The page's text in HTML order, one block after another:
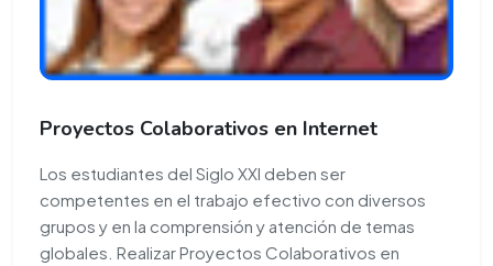
Proyectos Colaborativos en Internet
Los estudiantes del Siglo XXI deben ser
competentes en el trabajo efectivo con diversos
grupos y en la comprensión y atención de temas
globales. Realizar Proyectos Colaborativos en